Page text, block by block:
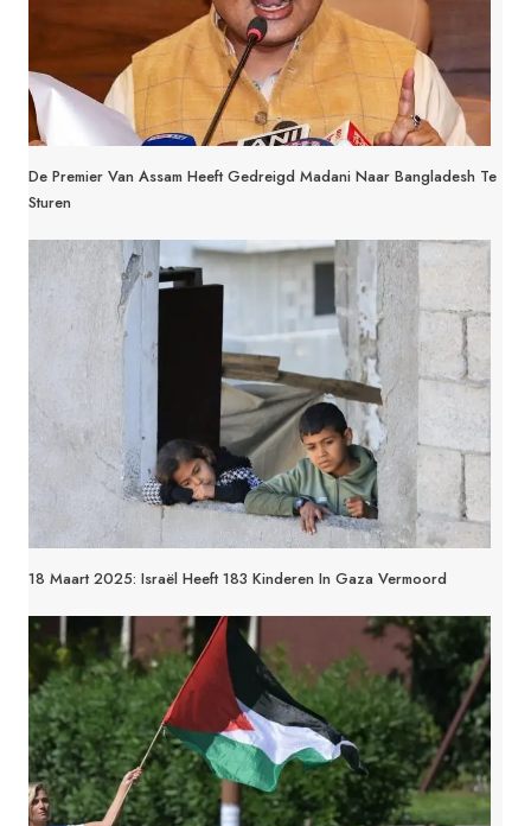
De Premier Van Assam Heeft Gedreigd Madani Naar Bangladesh Te
Sturen
18 Maart 2025: Israël Heeft 183 Kinderen In Gaza Vermoord